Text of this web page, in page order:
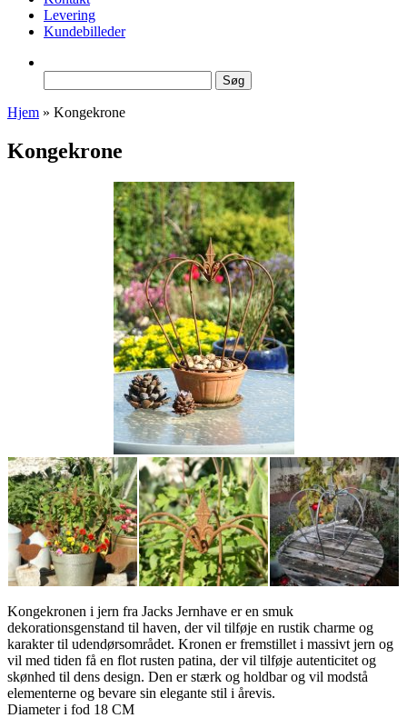
Levering
Kundebilleder
efter:
Hjem » Kongekrone
Kongekrone
Kongekronen i jern fra Jacks Jernhave er en smuk
dekorationsgenstand til haven, der vil tilføje en rustik charme og
karakter til udendørsområdet. Kronen er fremstillet i massivt jern og
vil med tiden få en flot rusten patina, der vil tilføje autenticitet og
skønhed til dens design. Den er stærk og holdbar og vil modstå
elementerne og bevare sin elegante stil i årevis.
Diameter i fod 18 CM